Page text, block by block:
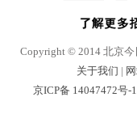
Copyright © 2014 北京今
关于我们 |
京ICP备 14047472号-